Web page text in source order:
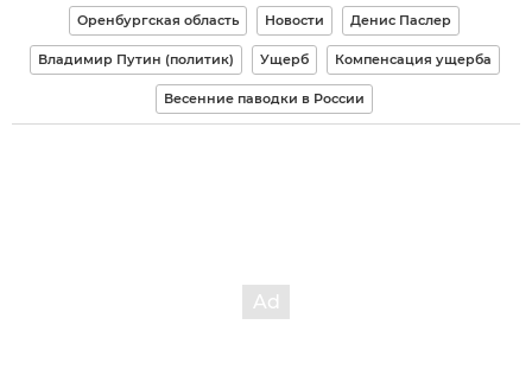
Оренбургская область Новости Денис Паслер
Владимир Путин (политик) Ущерб Компенсация ущерба
Весенние паводки в России